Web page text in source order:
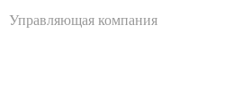
Управляющая компания